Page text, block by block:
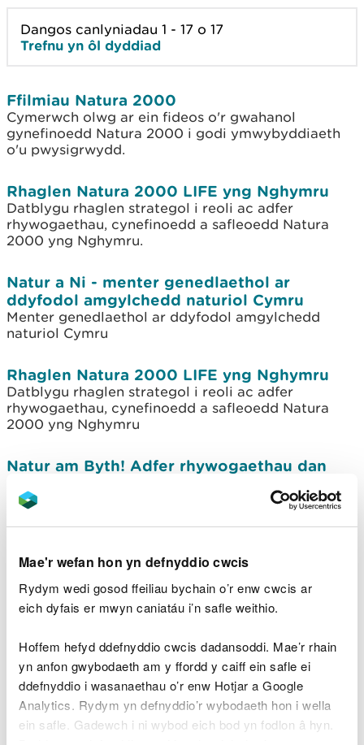
Mae'r wefan hon yn defnyddio cwcis
Rydym wedi gosod ffeiliau bychain o’r enw cwcis ar
eich dyfais er mwyn caniatáu i’n safle weithio.
Hoffem hefyd ddefnyddio cwcis dadansoddi. Mae’r rhain
yn anfon gwybodaeth am y ffordd y caiff ein safle ei
ddefnyddio i wasanaethau o’r enw Hotjar a Google
Analytics. Rydym yn defnyddio’r wybodaeth hon i wella
ein safle. Gadewch i ni wybod eich bod yn fodlon â hyn.
Dangos canlyniadau 1 - 17 o 17
Trefnu yn ôl dyddiad
Ffilmiau Natura 2000
Cymerwch olwg ar ein fideos o'r gwahanol
gynefinoedd Natura 2000 i godi ymwybyddiaeth
o'u pwysigrwydd.
Rhaglen Natura 2000 LIFE yng Nghymru
Datblygu rhaglen strategol i reoli ac adfer
rhywogaethau, cynefinoedd a safleoedd Natura
2000 yng Nghymru.
Natur a Ni - menter genedlaethol ar
ddyfodol amgylchedd naturiol Cymru
Menter genedlaethol ar ddyfodol amgylchedd
naturiol Cymru
Rhaglen Natura 2000 LIFE yng Nghymru
Datblygu rhaglen strategol i reoli ac adfer
rhywogaethau, cynefinoedd a safleoedd Natura
2000 yng Nghymru
Natur am Byth! Adfer rhywogaethau dan
De Ddwyrain Cymru
Cenedlaethol gyda chyfleusterau i ymwelwyr yn Ne
De Orllewin Cymru
Cenedlaethol gyda chyfleusterau i ymwelwyr yn Ne
Orllewin Cymru
Rhwydweithiau Natur - gwybodaeth ar
brosiectau natur